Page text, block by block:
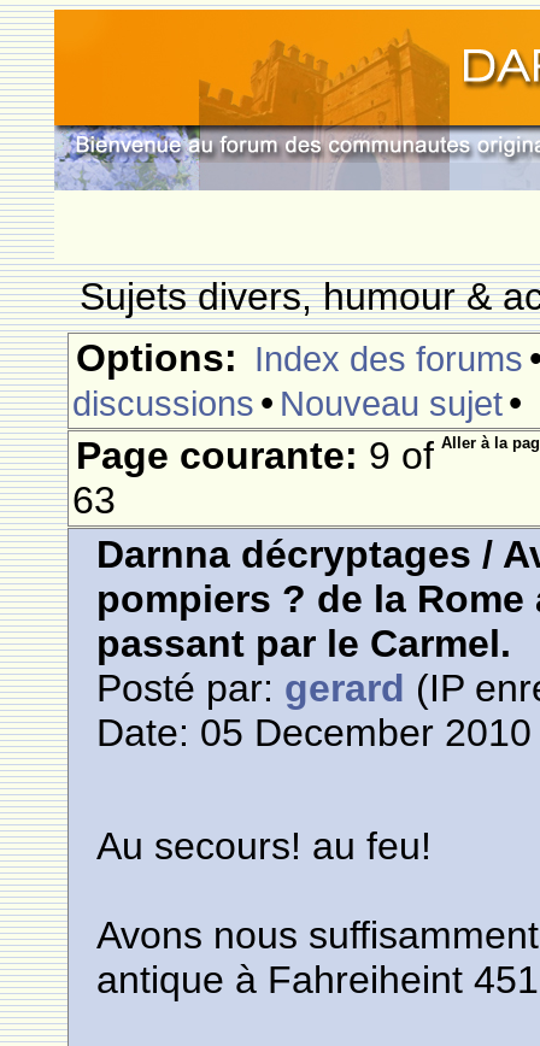
Sujets divers, humour &
Options: Index des forums
discussions • Nouveau sujet•
Aller à la
Page courante: 9 of
63
Darnna décryptages /
pompiers ? de la
passant par le Carmel.
Posté par: gerard (IP
Date: 05 December
Au secours! au feu!
Avons nous
antique à Fahreiheint